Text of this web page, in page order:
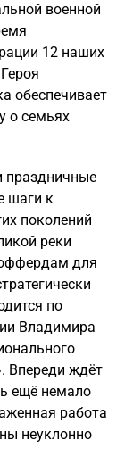
военной
12 наших
обеспечивает
о семьях
праздничные
шаги к
поколений
реки
для
по
Владимира
Впереди ждёт
ещё немало
работа
неуклонно